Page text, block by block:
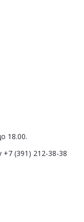
18.00.
(391) 212-38-38